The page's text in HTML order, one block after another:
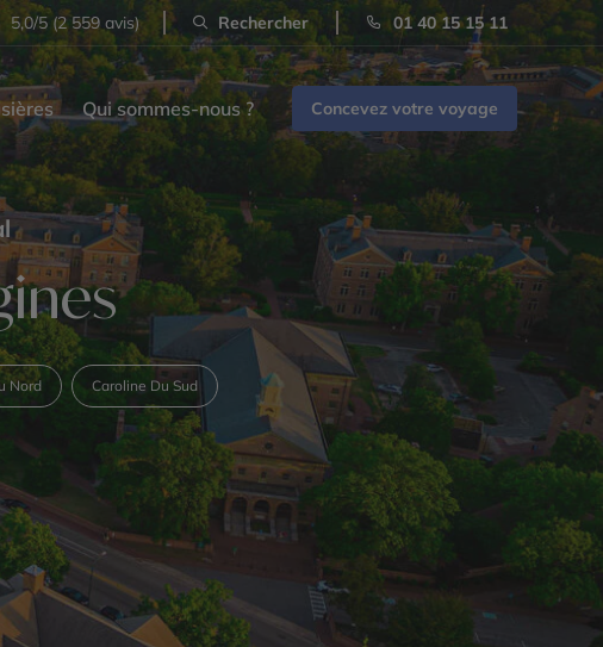
5,0/5 (2 559 avis) Rechercher 01 40 15 15 11
Qui sommes-nous ? Concevez votre voyage
Nord Caroline Du Sud